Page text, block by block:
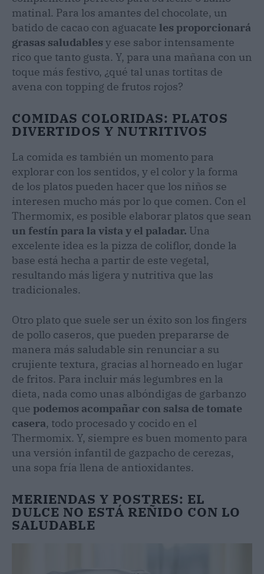
matinal. Para los amantes del chocolate, un
batido de cacao con aguacate les proporcionará
grasas saludables y ese sabor intensamente
rico que tanto gusta. Y, para una mañana con un
toque más festivo, ¿qué tal unas tortitas de
avena con topping de frutos rojos?
COMIDAS COLORIDAS: PLATOS
DIVERTIDOS Y NUTRITIVOS
La comida es también un momento para
explorar con los sentidos, y el color y la forma
de los platos pueden hacer que los niños se
interesen mucho más por lo que comen. Con el
Thermomix, es posible elaborar platos que sean
un festín para la vista y el paladar. Una
excelente idea es la pizza de coliflor, donde la
base está hecha a partir de este vegetal,
resultando más ligera y nutritiva que las
tradicionales.
Otro plato que suele ser un éxito son los fingers
de pollo caseros, que pueden prepararse de
manera más saludable sin renunciar a su
crujiente textura, gracias al horneado en lugar
de fritos. Para incluir más legumbres en la
dieta, nada como unas albóndigas de garbanzo
que podemos acompañar con salsa de tomate
casera, todo procesado y cocido en el
Thermomix. Y, siempre es buen momento para
una versión infantil de gazpacho de cerezas,
una sopa fría llena de antioxidantes.
MERIENDAS Y POSTRES: EL
DULCE NO ESTÁ REÑIDO CON LO
SALUDABLE